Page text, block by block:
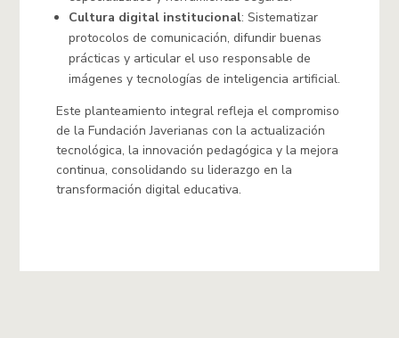
Cultura digital institucional: Sistematizar
protocolos de comunicación, difundir buenas
prácticas y articular el uso responsable de
imágenes y tecnologías de inteligencia artificial.
Este planteamiento integral refleja el compromiso
de la Fundación Javerianas con la actualización
tecnológica, la innovación pedagógica y la mejora
continua, consolidando su liderazgo en la
transformación digital educativa.